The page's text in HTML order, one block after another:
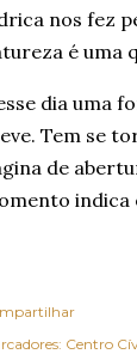
nos fez
é uma
dia uma
Tem se
de
indica
Centro